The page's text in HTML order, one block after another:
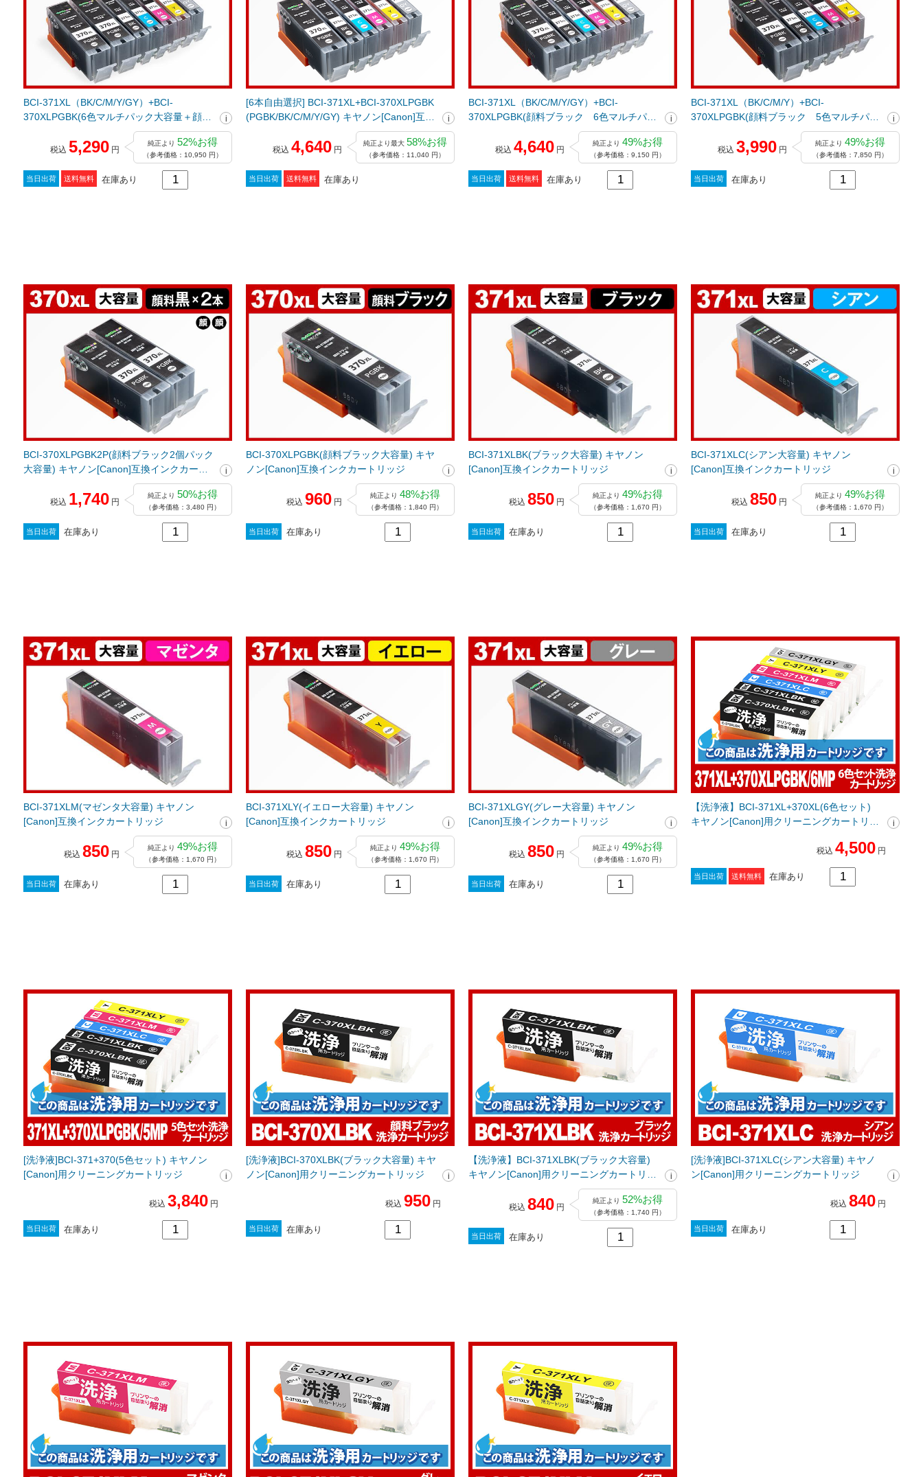
BCI-371XL（BK/C/M/Y/GY）+BCI-
370XLPGBK(6色マルチパック大容量＋顔料
ブラック1個) キヤノン[Canon]互換インクカ
ートリッジ
税込 5,290 円
純正より 52%お得
（参考価格：10,950 円）
当日出荷 送料無料 在庫あり
[6本自由選択] BCI-371XL+BCI-370XLPGBK
(PGBK/BK/C/M/Y/GY) キヤノン[Canon]互換
税込 4,640 円
純正より最大 58%お得
（参考価格：11,040 円）
当日出荷 送料無料 在庫あり
BCI-371XL（BK/C/M/Y/GY）+BCI-
370XLPGBK(顔料ブラック 6色マルチパッ
ク大容量) キヤノン[Canon]互換インクカー
トリッジ
税込 4,640 円
純正より 49%お得
（参考価格：9,150 円）
当日出荷 送料無料 在庫あり
BCI-371XL（BK/C/M/Y）+BCI-
370XLPGBK(顔料ブラック 5色マルチパッ
ク大容量) キヤノン[Canon]互換インクカー
トリッジ
税込 3,990 円
純正より 49%お得
（参考価格：7,850 円）
当日出荷 在庫あり
BCI-370XLPGBK2P(顔料ブラック2個パック
大容量) キヤノン[Canon]互換インクカート
税込 1,740 円
純正より 50%お得
（参考価格：3,480 円）
当日出荷 在庫あり
BCI-370XLPGBK(顔料ブラック大容量) キヤ
ノン[Canon]互換インクカートリッジ
税込 960 円
純正より 48%お得
（参考価格：1,840 円）
当日出荷 在庫あり
BCI-371XLBK(ブラック大容量) キヤノン
[Canon]互換インクカートリッジ
税込 850 円
純正より 49%お得
（参考価格：1,670 円）
当日出荷 在庫あり
BCI-371XLC(シアン大容量) キヤノン
[Canon]互換インクカートリッジ
税込 850 円
純正より 49%お得
（参考価格：1,670 円）
当日出荷 在庫あり
BCI-371XLM(マゼンタ大容量) キヤノン
[Canon]互換インクカートリッジ
税込 850 円
純正より 49%お得
（参考価格：1,670 円）
当日出荷 在庫あり
BCI-371XLY(イエロー大容量) キヤノン
[Canon]互換インクカートリッジ
税込 850 円
純正より 49%お得
（参考価格：1,670 円）
当日出荷 在庫あり
BCI-371XLGY(グレー大容量) キヤノン
[Canon]互換インクカートリッジ
税込 850 円
純正より 49%お得
（参考価格：1,670 円）
当日出荷 在庫あり
【洗浄液】BCI-371XL+370XL(6色セット)
キヤノン[Canon]用クリーニングカートリッ
税込 4,500 円
当日出荷 送料無料 在庫あり
[洗浄液]BCI-371+370(5色セット) キヤノン
[Canon]用クリーニングカートリッジ
税込 3,840 円
当日出荷 在庫あり
[洗浄液]BCI-370XLBK(ブラック大容量) キヤ
ノン[Canon]用クリーニングカートリッジ
税込 950 円
当日出荷 在庫あり
【洗浄液】BCI-371XLBK(ブラック大容量)
キヤノン[Canon]用クリーニングカートリッ
税込 840 円
純正より 52%お得
（参考価格：1,740 円）
当日出荷 在庫あり
[洗浄液]BCI-371XLC(シアン大容量) キヤノ
ン[Canon]用クリーニングカートリッジ
税込 840 円
当日出荷 在庫あり